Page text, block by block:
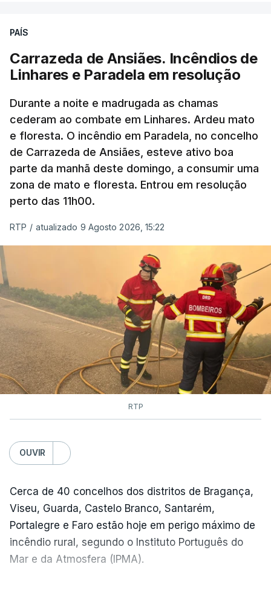
ESTE CONTEÚDO ESTÁ NESTE
PAÍS
Carrazeda de Ansiães. Incêndios de
Linhares e Paradela em resolução
Durante a noite e madrugada as chamas
cederam ao combate em Linhares. Ardeu mato
e floresta. O incêndio em Paradela, no concelho
de Carrazeda de Ansiães, esteve ativo boa
parte da manhã deste domingo, a consumir uma
zona de mato e floresta. Entrou em resolução
perto das 11h00.
RTP / atualizado 9 Agosto 2026, 15:22
RTP
OUVIR
Cerca de 40 concelhos dos distritos de Bragança,
Viseu, Guarda, Castelo Branco, Santarém,
Portalegre e Faro estão hoje em perigo máximo de
incêndio rural, segundo o Instituto Português do
Mar e da Atmosfera (IPMA).